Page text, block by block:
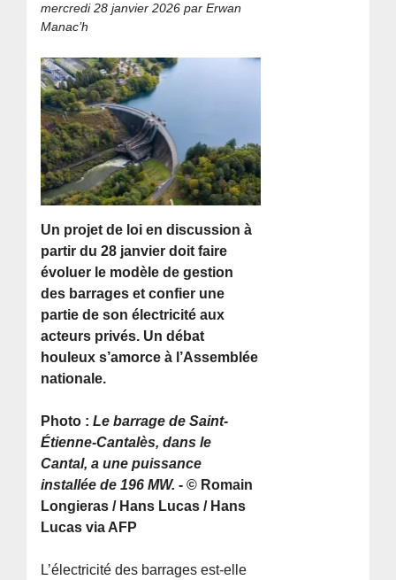
mercredi 28 janvier 2026 par Erwan
Manac’h
Un projet de loi en discussion à
partir du 28 janvier doit faire
évoluer le modèle de gestion
des barrages et confier une
partie de son électricité aux
acteurs privés. Un débat
houleux s’amorce à l’Assemblée
nationale.
Photo :Le barrage de Saint-
Étienne-Cantalès, dans le
Cantal, a une puissance
installée de 196 MW. - © Romain
Longieras / Hans Lucas / Hans
Lucas via AFP
L’électricité des barrages est-elle